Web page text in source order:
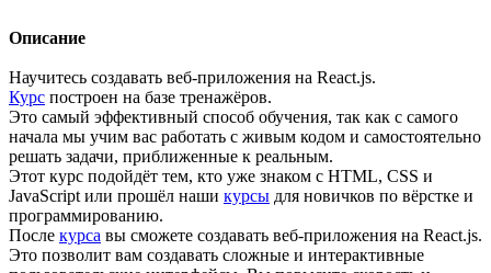
Описание
Научитесь создавать веб-приложения на React.js.
Курс построен на базе тренажёров.
Это самый эффективный способ обучения, так как с самого
начала мы учим вас работать с живым кодом и самостоятельно
решать задачи, приближенные к реальным.
Этот курс подойдёт тем, кто уже знаком c HTML, CSS и
JavaScript или прошёл наши курсы для новичков по вёрстке и
программированию.
После курса вы сможете создавать веб-приложения на React.js.
Это позволит вам создавать сложные и интерактивные